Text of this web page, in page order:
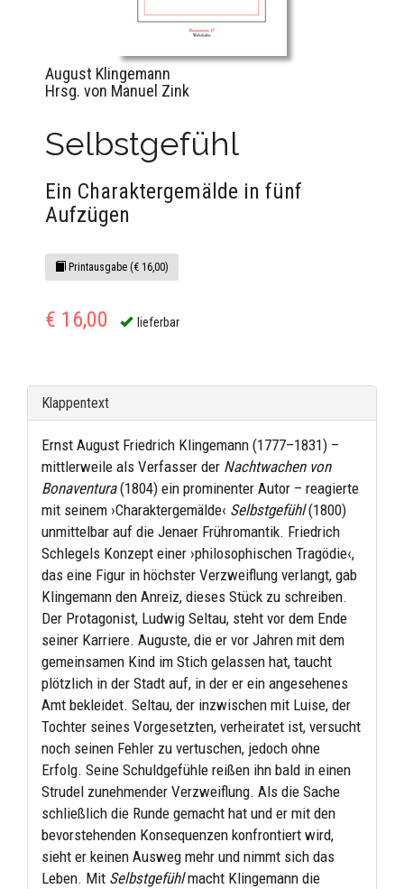
August Klingemann
Hrsg. von Manuel Zink
Selbstgefühl
Ein Charaktergemälde in fünf
Aufzügen
Printausgabe (€ 16,00)
€ 16,00 lieferbar
Klappentext
Ernst August Friedrich Klingemann (1777–1831) –
mittlerweile als Verfasser der Nachtwachen von
Bonaventura(1804) ein prominenter Autor – reagierte
mit seinem ›Charaktergemälde‹ Selbstgefühl(1800)
unmittelbar auf die Jenaer Frühromantik. Friedrich
Schlegels Konzept einer ›philosophischen Tragödie‹,
das eine Figur in höchster Verzweiflung verlangt, gab
Klingemann den Anreiz, dieses Stück zu schreiben.
Der Protagonist, Ludwig Seltau, steht vor dem Ende
seiner Karriere. Auguste, die er vor Jahren mit dem
gemeinsamen Kind im Stich gelassen hat, taucht
plötzlich in der Stadt auf, in der er ein angesehenes
Amt bekleidet. Seltau, der inzwischen mit Luise, der
Tochter seines Vorgesetzten, verheiratet ist, versucht
noch seinen Fehler zu vertuschen, jedoch ohne
Erfolg. Seine Schuldgefühle reißen ihn bald in einen
Strudel zunehmender Verzweiflung. Als die Sache
schließlich die Runde gemacht hat und er mit den
bevorstehenden Konsequenzen konfrontiert wird,
sieht er keinen Ausweg mehr und nimmt sich das
Leben. Mit Selbstgefühlmacht Klingemann die